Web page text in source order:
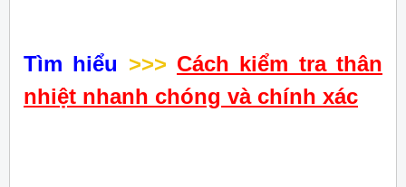
Tìm hiểu >>> Cách kiểm tra thân
nhiệt nhanh chóng và chính xác